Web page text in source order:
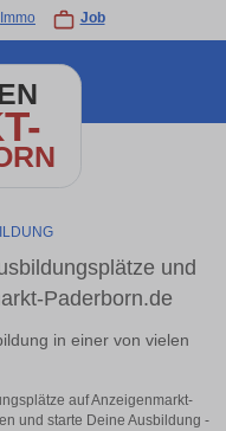
Immo Job
und
Paderborn.de
in einer von vielen
auf Anzeigenmarkt-
und starte Deine Ausbildung -